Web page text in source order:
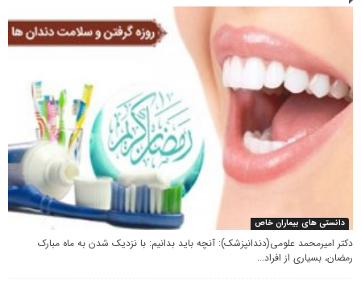
دانستی های بیماران خاص
دکتر امیرمحمد علومی(دندانپزشک): آنچه باید بدانیم: با نزدیک شدن به ماه مبارک
رمضان، بسیاری از افراد...